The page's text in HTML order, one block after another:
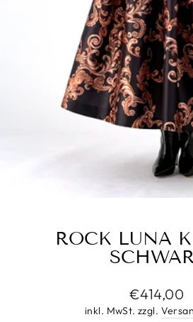
ROCK LUNA
Normaler
Preis
€414,00
inkl. MwSt. zzgl.